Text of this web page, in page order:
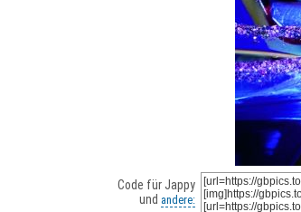
Code für Jappy
und andere: